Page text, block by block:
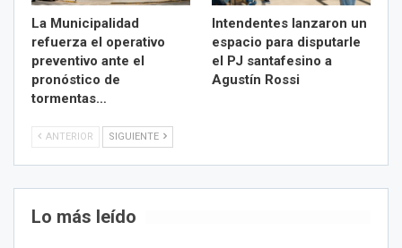
La Municipalidad
refuerza el operativo
preventivo ante el
pronóstico de
tormentas…
Intendentes lanzaron un
espacio para disputarle
el PJ santafesino a
Agustín Rossi
ANTERIOR SIGUIENTE
Lo más leído